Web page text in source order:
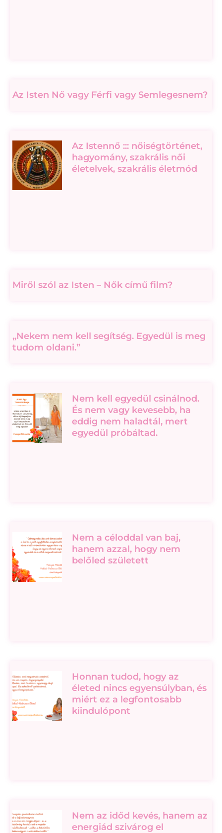
Az Isten Nő vagy Férfi vagy Semlegesnem?
Az Istennő ::: nőiségtörténet,
hagyomány, szakrális női
életelvek, szakrális életmód
Miről szól az Isten – Nők című film?
„Nekem nem kell segítség. Egyedül is meg
tudom oldani.”
Nem kell egyedül csinálnod.
És nem vagy kevesebb, ha
eddig nem haladtál, mert
egyedül próbáltad.
Nem a céloddal van baj,
hanem azzal, hogy nem
belőled született
Honnan tudod, hogy az
életed nincs egyensúlyban, és
miért ez a legfontosabb
kiindulópont
Nem az időd kevés, hanem az
energiád szivárog el